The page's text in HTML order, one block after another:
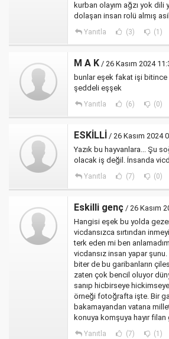
kurban olayım ağzı yok dili
dolaşan insan rolü almış
Yanıtla (3) (1)
M A K / 26 Kasım 2024
bunlar eşek fakat işi bitince
şeddeli eşşek
Yanıtla (6) (0)
ESKİLLİ / 26 Kasım 2024
Yazık bu hayvanlara... Şu
olacak iş değil. İnsanda
Yanıtla (7) (0)
Eskilli genç / 26 Kasım
Hangisi eşek bu yolda
vicdansızca sırtından
terk eden mi ben
vicdansız insan yapar
biter de bu garibanların
zaten çok bencil oluyor
sanıp hicbirseye
örneği fotoğrafta işte. Bir
bakamayandan vatana
konuya komşuya hayır filan
Yanıtla (7) (1)